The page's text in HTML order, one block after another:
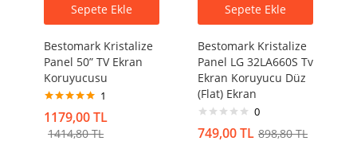
Sepete Ekle
Bestomark Kristalize
Panel 50” TV Ekran
Koruyucusu
5.00oy aldı
1
1179,00TL
1414,80TL
Sepete Ekle
Bestomark Kristalize
Panel LG 32LA660S Tv
Ekran Koruyucu Düz
(Flat) Ekran
0
749,00TL 898,80TL